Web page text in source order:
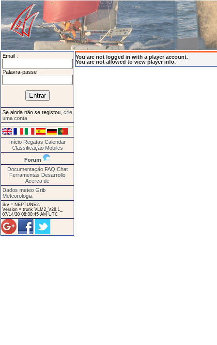
Email :
Palavra-passe :
Se ainda não se registou, crie
uma conta
Início Regatas Calendar
Classificação Mobiles
Forum
Documentação FAQ Chat
Ferramentas Desarrollo
Acerca de
Dados meteo Grib
Meteorologia
Srv = NEPTUNE2.
Version = trunk VLM2_V28.1_
07/14/20 08:00:45 AM UTC
You are not logged in with a player account.
You are not allowed to view player info.